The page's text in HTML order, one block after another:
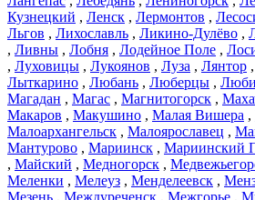
Кузнецкий , Ленск , Лермонтов ,
Льгов , Лихославль , Ликино-Дулёво ,
, Ливны , Лобня , Лодейное Поле ,
, Луховицы , Лукоянов , Луза , Лянтор ,
Лыткарино , Любань , Люберцы ,
Магадан , Магас , Магнитогорск ,
Макаров , Макушино , Малая Вишера ,
Малоархангельск , Малоярославец ,
Мантурово , Мариинск , Мариинский
, Майский , Медногорск ,
Меленки , Мелеуз , Менделеевск ,